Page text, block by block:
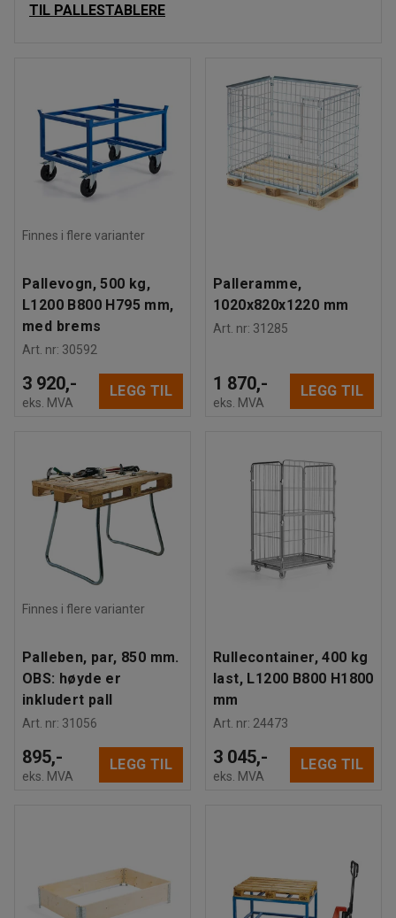
TIL PALLESTABLERE
Finnes i flere varianter
Pallevogn, 500 kg,
L1200 B800 H795 mm,
med brems
Art. nr: 30592
3 920,-
eks. MVA
LEGG TIL
Palleramme,
1020x820x1220 mm
Art. nr: 31285
1 870,-
eks. MVA
LEGG TIL
Finnes i flere varianter
Palleben, par, 850 mm.
OBS: høyde er
inkludert pall
Art. nr: 31056
895,-
eks. MVA
LEGG TIL
Rullecontainer, 400 kg
last, L1200 B800 H1800
mm
Art. nr: 24473
3 045,-
eks. MVA
LEGG TIL